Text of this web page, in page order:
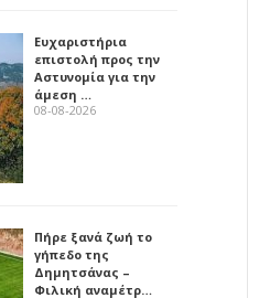
Ευχαριστήρια
επιστολή προς την
Αστυνομία για την
άμεση …
08-08-2026
Πήρε ξανά ζωή το
γήπεδο της
Δημητσάνας –
Φιλική αναμέτρ…